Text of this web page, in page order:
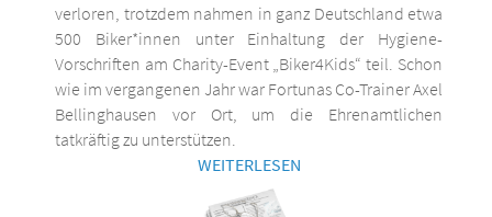
verloren, trotzdem nahmen in ganz Deutschland etwa
500 Biker*innen unter Einhaltung der Hygiene-
Vorschriften am Charity-Event „Biker4Kids“ teil. Schon
wie im vergangenen Jahr war Fortunas Co-Trainer Axel
Bellinghausen vor Ort, um die Ehrenamtlichen
tatkräftig zu unterstützen.
WEITERLESEN